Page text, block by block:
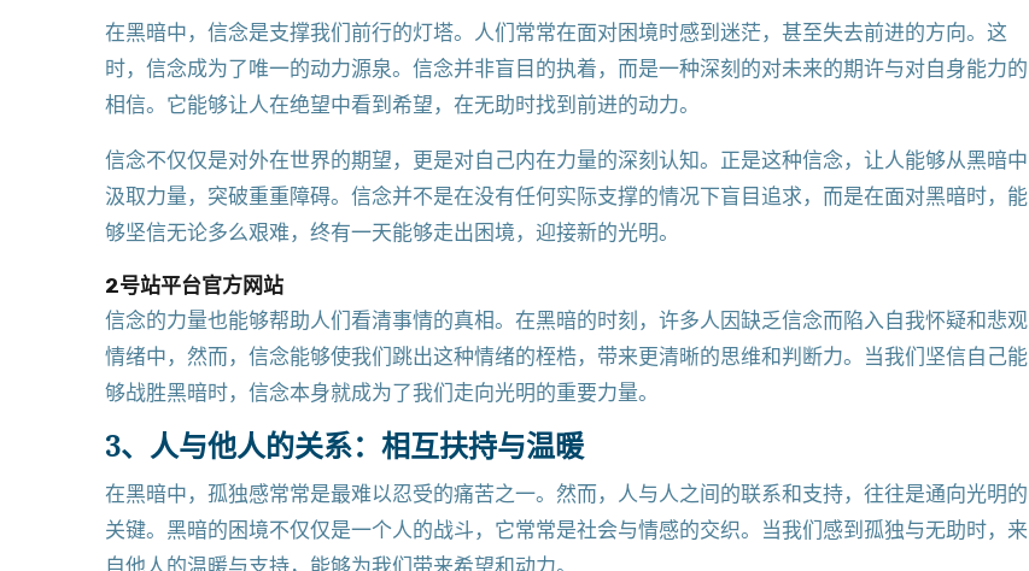
在黑暗中，信念是支撑我们前行的灯塔。人们常常在面对困境时感到迷茫，甚至失去前进的方向。这
时，信念成为了唯一的动力源泉。信念并非盲目的执着，而是一种深刻的对未来的期许与对自身能力的
相信。它能够让人在绝望中看到希望，在无助时找到前进的动力。
信念不仅仅是对外在世界的期望，更是对自己内在力量的深刻认知。正是这种信念，让人能够从黑暗中
汲取力量，突破重重障碍。信念并不是在没有任何实际支撑的情况下盲目追求，而是在面对黑暗时，能
够坚信无论多么艰难，终有一天能够走出困境，迎接新的光明。
2号站平台官方网站
信念的力量也能够帮助人们看清事情的真相。在黑暗的时刻，许多人因缺乏信念而陷入自我怀疑和悲观
情绪中，然而，信念能够使我们跳出这种情绪的桎梏，带来更清晰的思维和判断力。当我们坚信自己能
够战胜黑暗时，信念本身就成为了我们走向光明的重要力量。
3、人与他人的关系：相互扶持与温暖
在黑暗中，孤独感常常是最难以忍受的痛苦之一。然而，人与人之间的联系和支持，往往是通向光明的
关键。黑暗的困境不仅仅是一个人的战斗，它常常是社会与情感的交织。当我们感到孤独与无助时，来
自他人的温暖与支持，能够为我们带来希望和动力。